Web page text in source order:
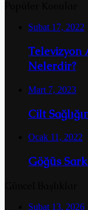
Şubat 17, 2022
Televizyon
Nelerdir?
Mart 7, 2023
Cilt
Ocak 11, 2022
Göğüs
Şubat 13, 2026